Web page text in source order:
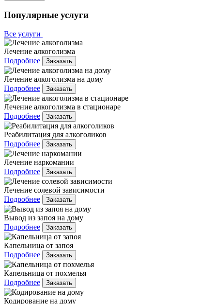
Популярные услуги
Все услуги
Лечение алкоголизма
Подробнее
Заказать
Лечение алкоголизма на дому
Подробнее
Заказать
Лечение алкоголизма в стационаре
Подробнее
Заказать
Реабилитация для алкоголиков
Подробнее
Заказать
Лечение наркомании
Подробнее
Заказать
Лечение солевой зависимости
Подробнее
Заказать
Вывод из запоя на дому
Подробнее
Заказать
Капельница от запоя
Подробнее
Заказать
Капельница от похмелья
Подробнее
Заказать
Кодирование на дому